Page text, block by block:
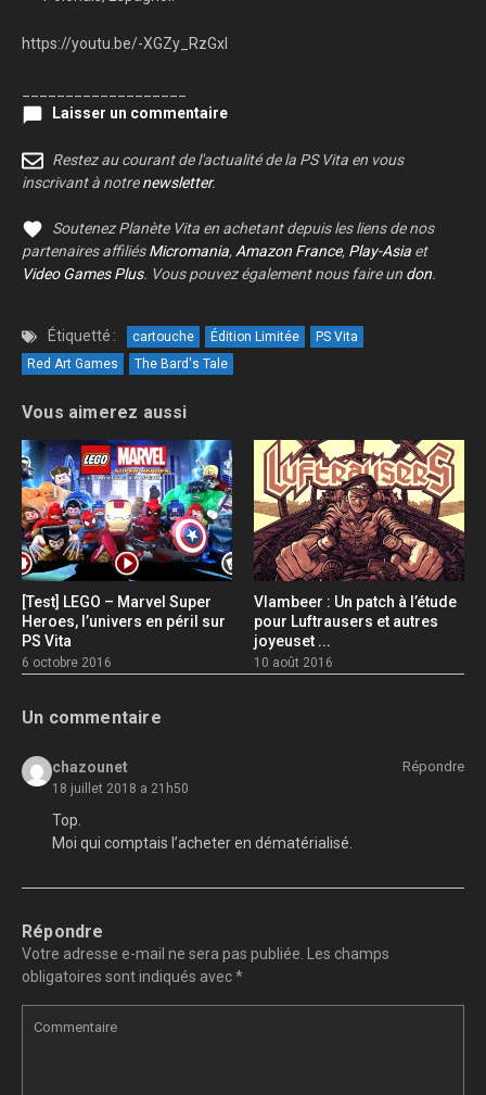
https://youtu.be/-XGZy_RzGxI
Laisser un commentaire
Restez au courant de l'actualité de la PS Vita en vous
inscrivant à notrenewsletter.
Soutenez Planète Vita en achetant depuis les liens de nos
partenaires affiliésMicromania,Amazon France, Play-Asia et
Video Games Plus. Vous pouvez également nous faire un don.
Étiquetté : cartouche Édition Limitée
PS Vita
Red Art Games
The Bard's Tale
Vous aimerez aussi
[Test] LEGO – Marvel Super
Heroes, l’univers en péril sur
PS Vita
6 octobre 2016
Vlambeer : Un patch à l’étude
pour Luftrausers et autres
joyeuset ...
10 août 2016
Un commentaire
chazounet
18 juillet 2018 a 21h50
Répondre
Top.
Moi qui comptais l’acheter en dématérialisé.
Répondre
Votre adresse e-mail ne sera pas publiée.
Les champs
obligatoires sont indiqués avec*